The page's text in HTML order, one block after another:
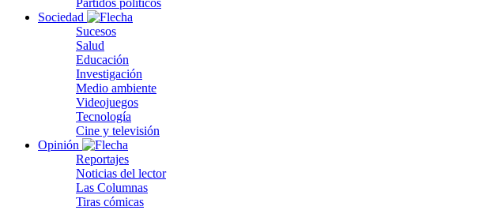
Partidos políticos
Sociedad
Sucesos
Salud
Educación
Investigación
Medio ambiente
Videojuegos
Tecnología
Cine y televisión
Opinión
Reportajes
Noticias del lector
Las Columnas
Tiras cómicas